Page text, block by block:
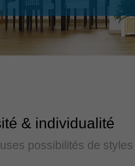
México
& individualité
possibilités de